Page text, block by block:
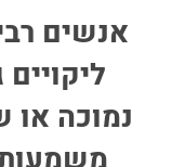
אנשים
נמוכה